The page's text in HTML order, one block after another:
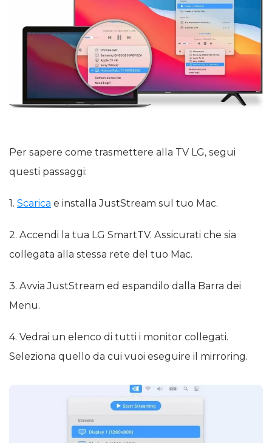
Per sapere come trasmettere alla TV LG, segui
questi passaggi:
1. Scarica e installa JustStream sul tuo Mac.
2. Accendi la tua LG SmartTV. Assicurati che sia
collegata alla stessa rete del tuo Mac.
3. Avvia JustStream ed espandilo dalla Barra dei
Menu.
4. Vedrai un elenco di tutti i monitor collegati.
Seleziona quello da cui vuoi eseguire il mirroring.